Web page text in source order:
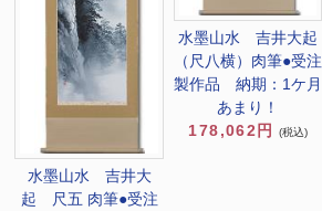
水墨山水 吉井大
起 尺五 肉筆●受注
水墨山水 吉井大起
（尺八横）肉筆●受注
製作品 納期：1ケ月
あまり！
178,062円
(税込)